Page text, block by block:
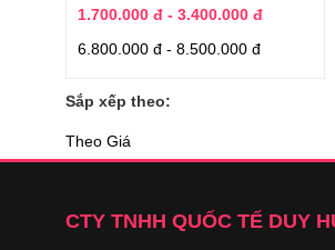
Puritans Pride
Natrol
Suiskin
Pure Alaska
Vitatree
1.700.000 đ - 3.400.000 đ
6.800.000 đ - 8.500.000 đ
Sắp xếp theo:
Theo Giá
CTY TNHH QUỐC TẾ DUY